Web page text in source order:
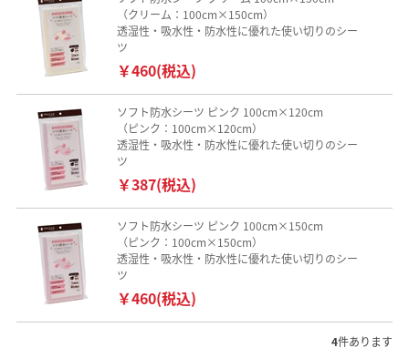
（クリーム：100cm×150cm）
透湿性・吸水性・防水性に優れた使い切りのシー
ツ
￥460(税込)
ソフト防水シーツ ピンク 100cm×120cm
（ピンク：100cm×120cm）
透湿性・吸水性・防水性に優れた使い切りのシー
ツ
￥387(税込)
ソフト防水シーツ ピンク 100cm×150cm
（ピンク：100cm×150cm）
透湿性・吸水性・防水性に優れた使い切りのシー
ツ
￥460(税込)
4件あります